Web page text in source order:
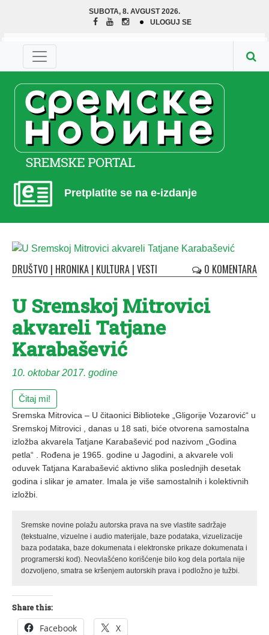
SUBOTA, 8. AVGUST 2026.
ULOGUJ SE
Pretplatite se na e-izdanje
DRUŠTVO | HRONIKA | KULTURA | VESTI 0 KOMENTARA
U Sremskoj Mitrovici
akvareli Tatjane
Karabašević
10. oktobar 2017. godine
Čitaj mi!
Sremska Mitrovica – U čitaonici Biblioteke „Gligorije Vozarović“ u
Sremskoj Mitrovici , danas u 18 sati, biće otvorena samostalna
izložba akvarela Tatjane Karabašević pod nazivom „Godina
petla“ . Rođena je 1965. godine u Jagodini, a akvarele voli
oduvek Tatjana Karabašević aktivno slika poslednjih desetak
godina i slikar je amater. Imala je više samostalnih i kolektivnih
izložbi.
Sremske novine polažu autorska prava na sve vlastite sadržaje
(tekstualne, vizuelne i audio materijale, baze podataka, vizuelizacije
baza podataka, baze dokumenata i elektronske prikaze dokumenata i
programerski kod). Neovlašćeno korišćenje bilo kog dela portala nije
dozvoljeno, smatra se kršenjem autorskih prava i podložno je tužbi.
Share this:
Facebook X